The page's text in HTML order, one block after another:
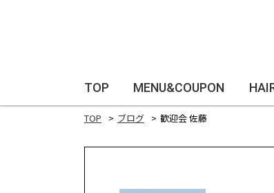
TOP MENU&COUPON
TOP ブログ 歓迎会 佐藤